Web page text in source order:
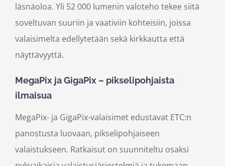
läsnäoloa. Yli 52 000 lumenin valoteho tekee siitä
soveltuvan suuriin ja vaativiin kohteisiin, joissa
valaisimelta edellytetään sekä kirkkautta että
näyttävyyttä.
MegaPix ja GigaPix – pikselipohjaista
ilmaisua
MegaPix- ja GigaPix-valaisimet edustavat ETC:n
panostusta luovaan, pikselipohjaiseen
valaistukseen. Ratkaisut on suunniteltu osaksi